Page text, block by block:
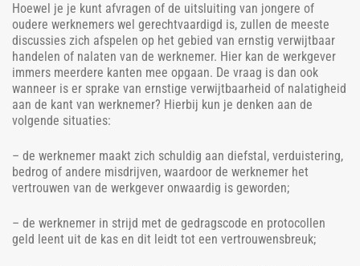
Hoewel je je kunt afvragen of de uitsluiting van jongere of
oudere werknemers wel gerechtvaardigd is, zullen de meeste
discussies zich afspelen op het gebied van ernstig verwijtbaar
handelen of nalaten van de werknemer. Hier kan de werkgever
immers meerdere kanten mee opgaan. De vraag is dan ook
wanneer is er sprake van ernstige verwijtbaarheid of nalatigheid
aan de kant van werknemer? Hierbij kun je denken aan de
volgende situaties:
– de werknemer maakt zich schuldig aan diefstal, verduistering,
bedrog of andere misdrijven, waardoor de werknemer het
vertrouwen van de werkgever onwaardig is geworden;
– de werknemer in strijd met de gedragscode en protocollen
geld leent uit de kas en dit leidt tot een vertrouwensbreuk;